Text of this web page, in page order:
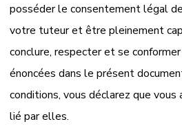
posséder le consentement légal
votre tuteur et être pleinement
conclure, respecter et se
énoncées dans le présent
conditions, vous déclarez que
lié par elles.